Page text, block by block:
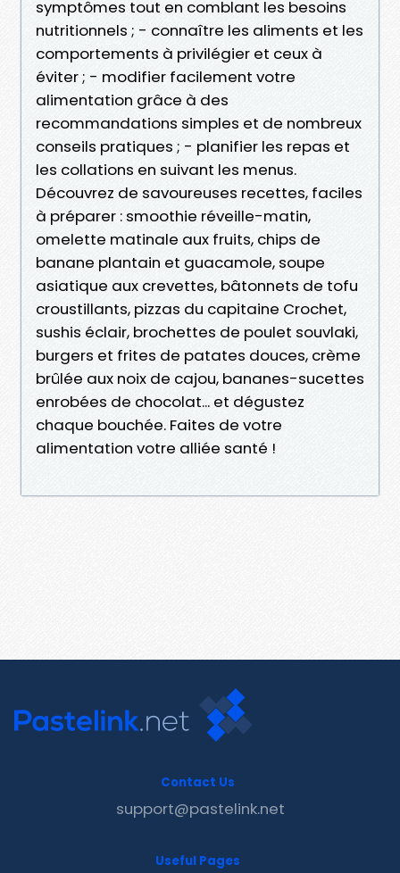
symptômes tout en comblant les besoins
nutritionnels ; - connaître les aliments et les
comportements à privilégier et ceux à
éviter ; - modifier facilement votre
alimentation grâce à des
recommandations simples et de nombreux
conseils pratiques ; - planifier les repas et
les collations en suivant les menus.
Découvrez de savoureuses recettes, faciles
à préparer : smoothie réveille-matin,
omelette matinale aux fruits, chips de
banane plantain et guacamole, soupe
asiatique aux crevettes, bâtonnets de tofu
croustillants, pizzas du capitaine Crochet,
sushis éclair, brochettes de poulet souvlaki,
burgers et frites de patates douces, crème
brûlée aux noix de cajou, bananes-sucettes
enrobées de chocolat... et dégustez
chaque bouchée. Faites de votre
alimentation votre alliée santé !
Contact Us
support@pastelink.net
Useful Pages